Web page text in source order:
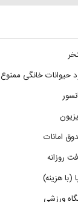
حیوانات خانگی ممنوع
امانات
روزانه
(با هزینه)
ورزشی